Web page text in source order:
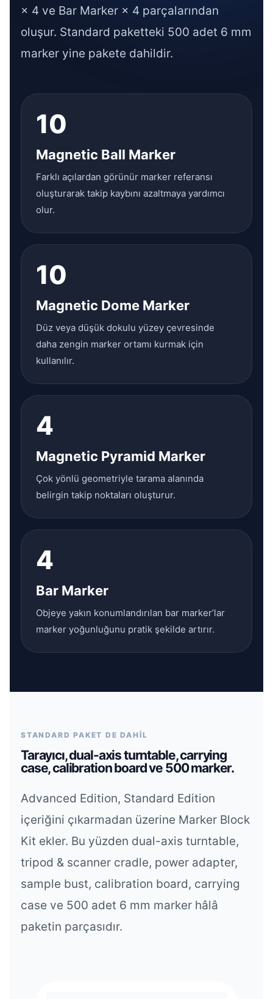
× 4 ve Bar Marker × 4 parçalarından
oluşur. Standard paketteki 500 adet 6 mm
marker yine pakete dahildir.
10
Magnetic Ball Marker
Farklı açılardan görünür marker referansı
oluşturarak takip kaybını azaltmaya yardımcı
olur.
10
Magnetic Dome Marker
Düz veya düşük dokulu yüzey çevresinde
daha zengin marker ortamı kurmak için
kullanılır.
4
Magnetic Pyramid Marker
Çok yönlü geometriyle tarama alanında
belirgin takip noktaları oluşturur.
4
Bar Marker
Objeye yakın konumlandırılan bar marker’lar
marker yoğunluğunu pratik şekilde artırır.
STANDARD PAKET DE DAHİL
Tarayıcı, dual-axis turntable, carrying
case, calibration board ve 500 marker.
Advanced Edition, Standard Edition
içeriğini çıkarmadan üzerine Marker Block
Kit ekler. Bu yüzden dual-axis turntable,
tripod & scanner cradle, power adapter,
sample bust, calibration board, carrying
case ve 500 adet 6 mm marker hâlâ
paketin parçasıdır.